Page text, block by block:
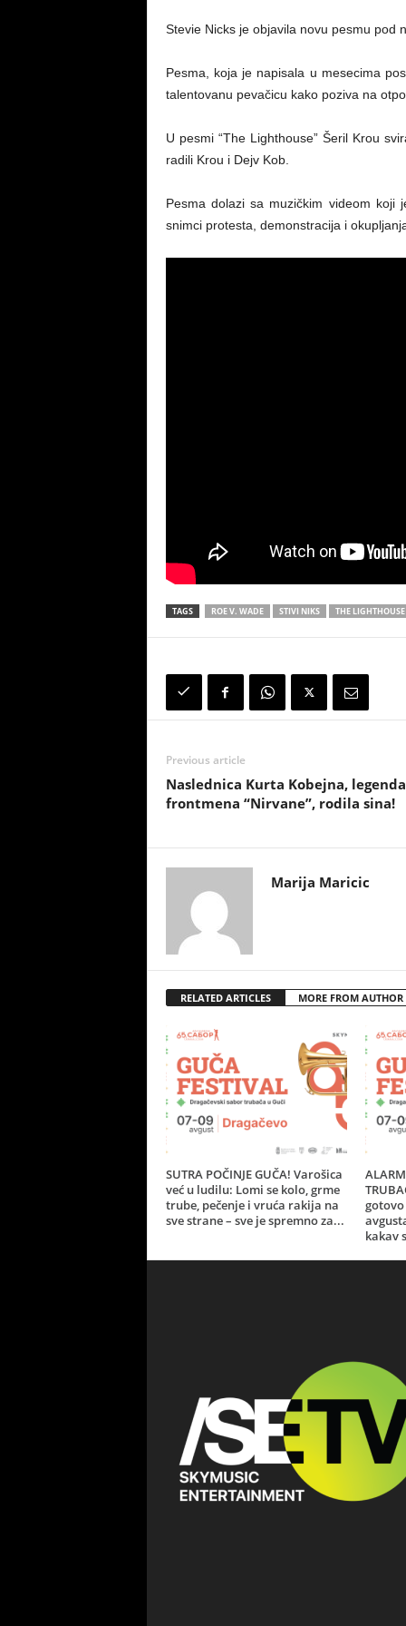
Stevie Nicks je objavila novu pesmu pod
Pesma, koja je napisala u mesecima
talentovanu pevačicu kako poziva na
U pesmi “The Lighthouse” Šeril Krou
radili Krou i Dejv Kob.
Pesma dolazi sa muzičkim videom
snimci protesta, demonstracija i
TAGS ROE V. WADE STIVI NIKS THE LIGHTHOUSE
Previous article
Naslednica Kurta Kobejna,
frontmena “Nirvane”, rodila sina!
Marija Maricic
RELATED ARTICLES MORE FROM AUTHOR
SUTRA POČINJE GUČA! Varošica
već u ludilu: Lomi se kolo, grme
trube, pečenje i vruća rakija na
sve strane – sve je spremno za...
gotovo
kakav